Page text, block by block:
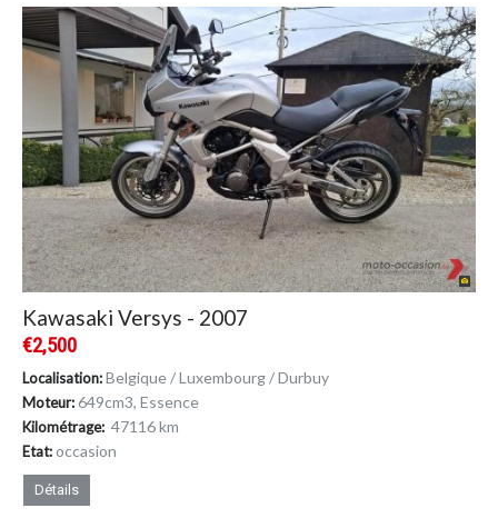
Kawasaki Versys - 2007
€2,500
Localisation:Belgique / Luxembourg / Durbuy
Moteur:649cm3, Essence
Kilométrage: 47116 km
Etat:occasion
Détails